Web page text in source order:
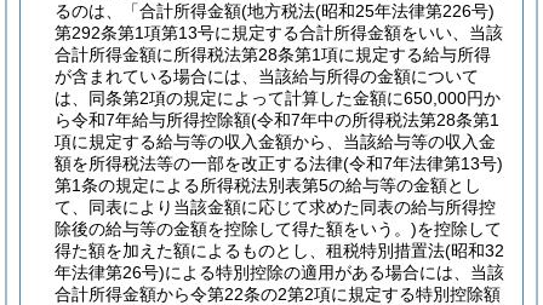
るのは、「合計所得金額(地方税法(昭和25年法律第226号)
第292条第1項第13号に規定する合計所得金額をいい、当該
合計所得金額に所得税法第28条第1項に規定する給与所得
が含まれている場合には、当該給与所得の金額について
は、同条第2項の規定によって計算した金額に650,000円か
ら令和7年給与所得控除額(令和7年中の所得税法第28条第1
項に規定する給与等の収入金額から、当該給与等の収入金
額を所得税法等の一部を改正する法律(令和7年法律第13号)
第1条の規定による所得税法別表第5の給与等の金額とし
て、同表により当該金額に応じて求めた同表の給与所得控
除後の給与等の金額を控除して得た額をいう。)を控除して
得た額を加えた額によるものとし、租税特別措置法(昭和32
年法律第26号)による特別控除の適用がある場合には、当該
合計所得金額から令第22条の2第2項に規定する特別控除額